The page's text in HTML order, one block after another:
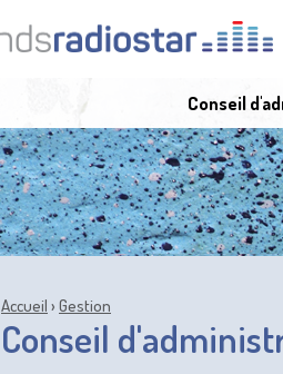
Conseil
VOUS
ÊTES
Accueil › Gestion
Back
to
Conseil